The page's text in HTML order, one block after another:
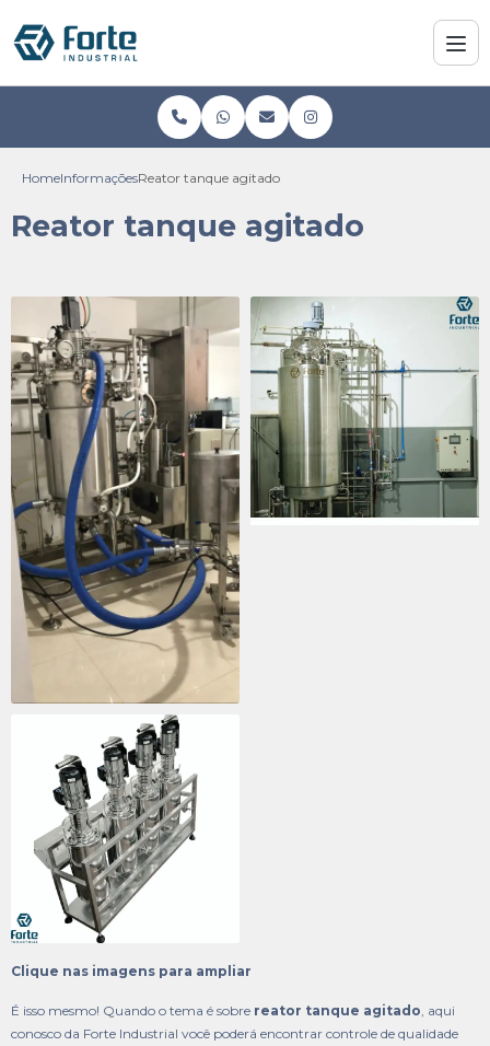
HomeInformaçõesReator tanque agitado
Reator tanque agitado
Clique nas imagens para ampliar
É isso mesmo! Quando o tema é sobre reator tanque agitado , aqui
conosco da Forte Industrial você poderá encontrar controle de qualidade